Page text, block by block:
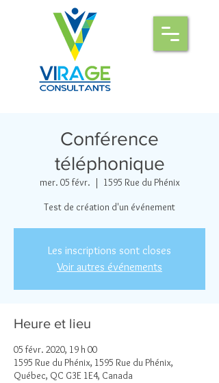
Conférence
téléphonique
mer. 05 févr.
  |
1595 Rue du Phénix
Test de création d'un événement
Les inscriptions sont closes
Voir autres événements
Heure et lieu
05 févr. 2020, 19 h 00
1595 Rue du Phénix, 1595 Rue du Phénix,
Québec, QC G3E 1E4, Canada